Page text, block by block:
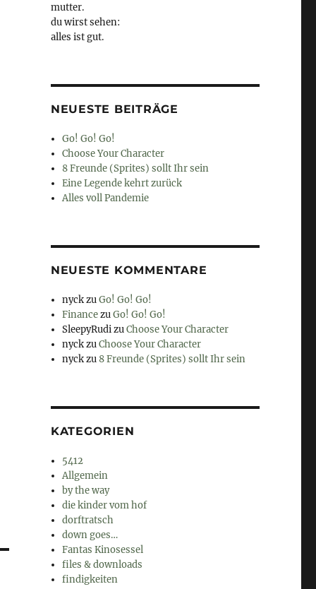
mutter.
du wirst sehen:
alles ist gut.
NEUESTE BEITRÄGE
Go! Go! Go!
Choose Your Character
8 Freunde (Sprites) sollt Ihr sein
Eine Legende kehrt zurück
Alles voll Pandemie
NEUESTE KOMMENTARE
nyckzuGo! Go! Go!
FinancezuGo! Go! Go!
SleepyRudizuChoose Your Character
nyckzuChoose Your Character
nyckzu 8 Freunde (Sprites) sollt Ihr sein
KATEGORIEN
5412
Allgemein
by the way
die kinder vom hof
dorftratsch
down goes…
Fantas Kinosessel
files & downloads
findigkeiten